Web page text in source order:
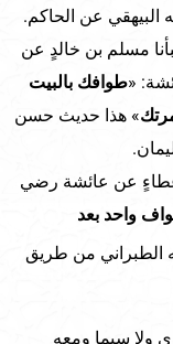
عن الحاكم.
مسلم بن خالدٍ عن
طوافك بالبيت
» هذا حديث حسن
عن عائشة رضي
واحد بعد
الطبراني من طريق
ولا سيما ومعه